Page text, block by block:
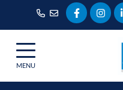
Lien vers
Lien
MENU